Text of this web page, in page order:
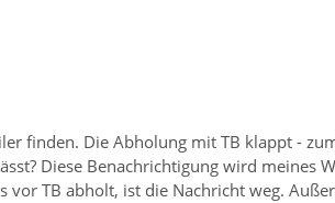
finden. Die Abholung mit TB klappt -
Diese Benachrichtigung wird meines
TB abholt, ist die Nachricht weg.